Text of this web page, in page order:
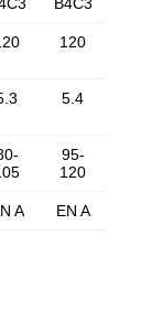
120
5.4
95-
120
A EN A